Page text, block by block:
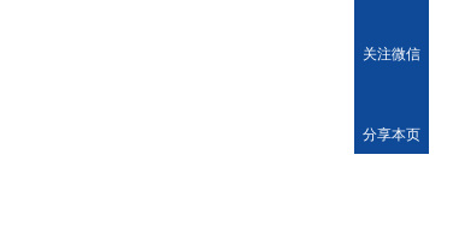
关注微信
分享本页